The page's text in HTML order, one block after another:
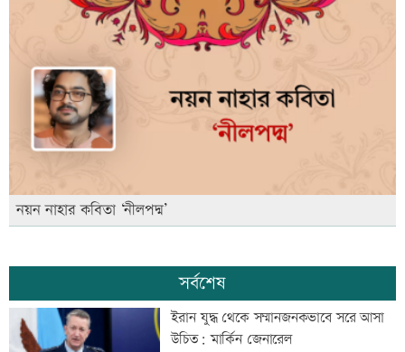
নয়ন নাহার কবিতা ‘নীলপদ্ম’
সর্বশেষ
ইরান যুদ্ধ থেকে সম্মানজনকভাবে সরে আসা
উচিত: মার্কিন জেনারেল